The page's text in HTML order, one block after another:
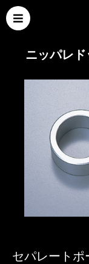
ニッパレ
セパレート